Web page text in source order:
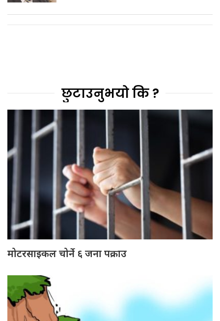
छुटाउनुभयो कि ?
मोटरसाइकल चोर्ने ६ जना पक्राउ